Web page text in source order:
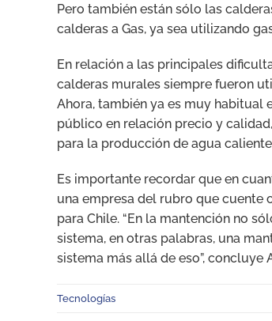
Pero también están sólo las
calderas a Gas, ya sea utilizando
En relación a las principales
calderas murales siempre fueron
Ahora, también ya es muy habitual
público en relación precio y
para la producción de agua caliente
Es importante recordar que en
una empresa del rubro que cuente
para Chile. “En la mantención no
sistema, en otras palabras, una
sistema más allá de eso”, concluye
Tecnologías